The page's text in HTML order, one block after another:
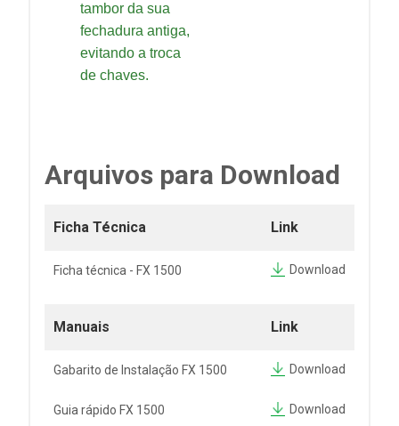
tambor da sua
fechadura antiga,
evitando a troca
de chaves.
Arquivos para Download
Ficha Técnica Link
Ficha técnica - FX 1500 Download
Manuais Link
Gabarito de Instalação FX 1500 Download
Guia rápido FX 1500 Download